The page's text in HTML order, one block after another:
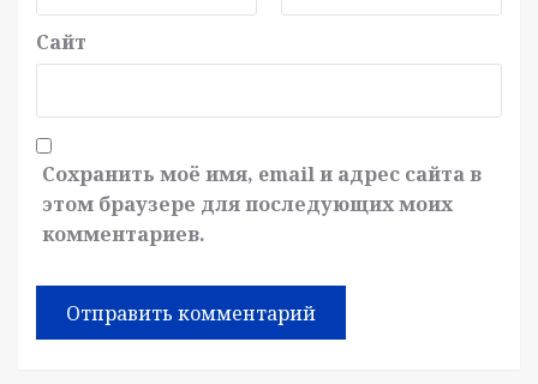
Сайт
Сохранить моё имя, email и адрес сайта в
этом браузере для последующих моих
комментариев.